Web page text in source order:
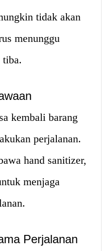
tidak akan
menunggu
kembali barang
perjalanan.
hand sanitizer,
menjaga
Perjalanan